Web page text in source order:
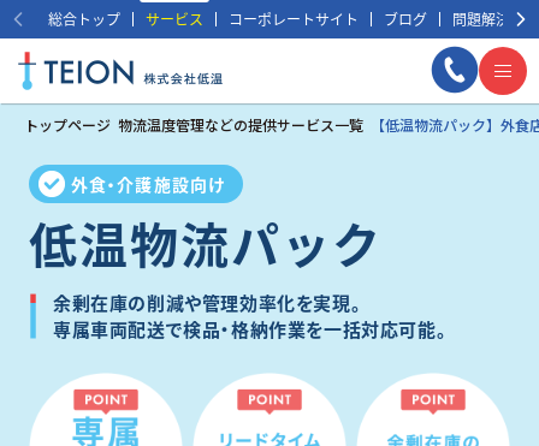
総合トップ サービス コーポレートサイト ブログ 問題解決事例
トップページ 物流温度管理などの提供サービス一覧 【低温物流パック】外
外食・介護施設向け
低温物流パック
余剰在庫の削減や管理効率化を実現。
専属車両配送で検品・格納作業を一括対応可能。